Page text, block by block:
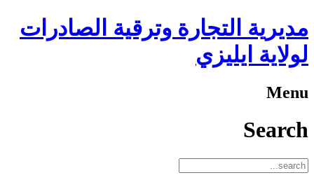
مديرية التجارة وترقية الصادرات
لولاية ايليزي
Menu
Search